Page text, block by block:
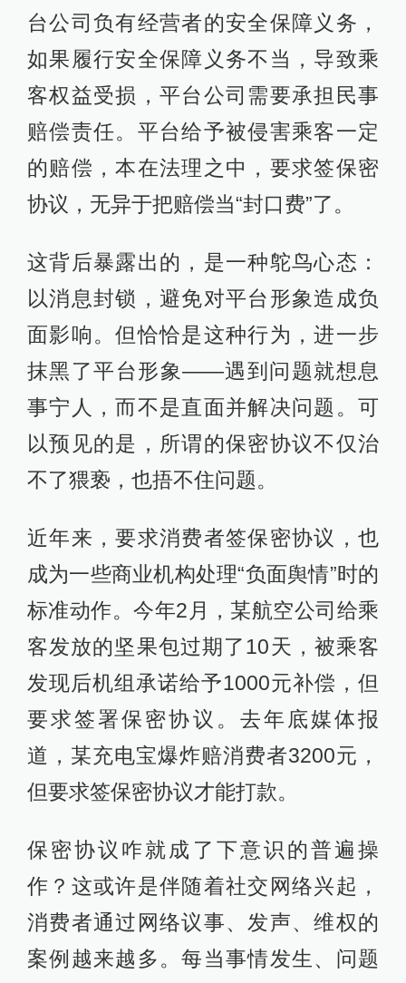
台公司负有经营者的安全保障义务，
如果履行安全保障义务不当，导致乘
客权益受损，平台公司需要承担民事
赔偿责任。平台给予被侵害乘客一定
的赔偿，本在法理之中，要求签保密
协议，无异于把赔偿当“封口费”了。
这背后暴露出的，是一种鸵鸟心态：
以消息封锁，避免对平台形象造成负
面影响。但恰恰是这种行为，进一步
抹黑了平台形象——遇到问题就想息
事宁人，而不是直面并解决问题。可
以预见的是，所谓的保密协议不仅治
不了猥亵，也捂不住问题。
近年来，要求消费者签保密协议，也
成为一些商业机构处理“负面舆情”时的
标准动作。今年2月，某航空公司给乘
客发放的坚果包过期了10天，被乘客
发现后机组承诺给予1000元补偿，但
要求签署保密协议。去年底媒体报
道，某充电宝爆炸赔消费者3200元，
但要求签保密协议才能打款。
保密协议咋就成了下意识的普遍操
作？这或许是伴随着社交网络兴起，
消费者通过网络议事、发声、维权的
案例越来越多。每当事情发生、问题